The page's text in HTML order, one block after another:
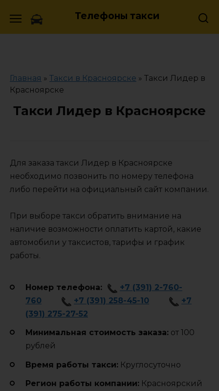
Телефоны такси
Главная » Такси в Красноярске » Такси Лидер в
Красноярске
Такси Лидер в Красноярске
Для заказа такси Лидер в Красноярске
необходимо позвонить по номеру телефона
либо перейти на официальный сайт компании.
При выборе такси обратить внимание на
наличие возможности оплатить картой, какие
автомобили у таксистов, тарифы и график
работы.
Номер телефона:
+7 (391) 2-760-
760
+7 (391) 258-45-10
+7
(391) 275-27-52
Минимальная стоимость заказа: от 100
рублей
Время работы такси: Круглосуточно
Регион работы компании: Красноярский